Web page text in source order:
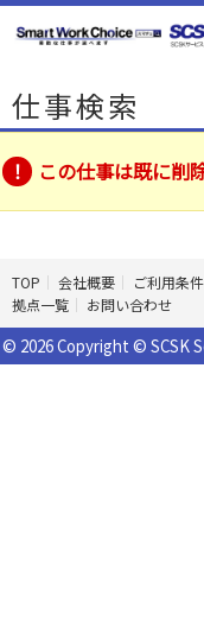
仕事検索
この仕事は既に削
TOP 会社概要 ご利用条件
拠点一覧
お問い合わせ
© 2026 Copyright © SCSK